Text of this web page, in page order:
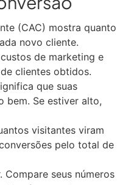
(CAC) mostra quanto
novo cliente.
de marketing e
clientes obtidos.
que suas
bem. Se estiver alto,
visitantes viram
pelo total de
seus números